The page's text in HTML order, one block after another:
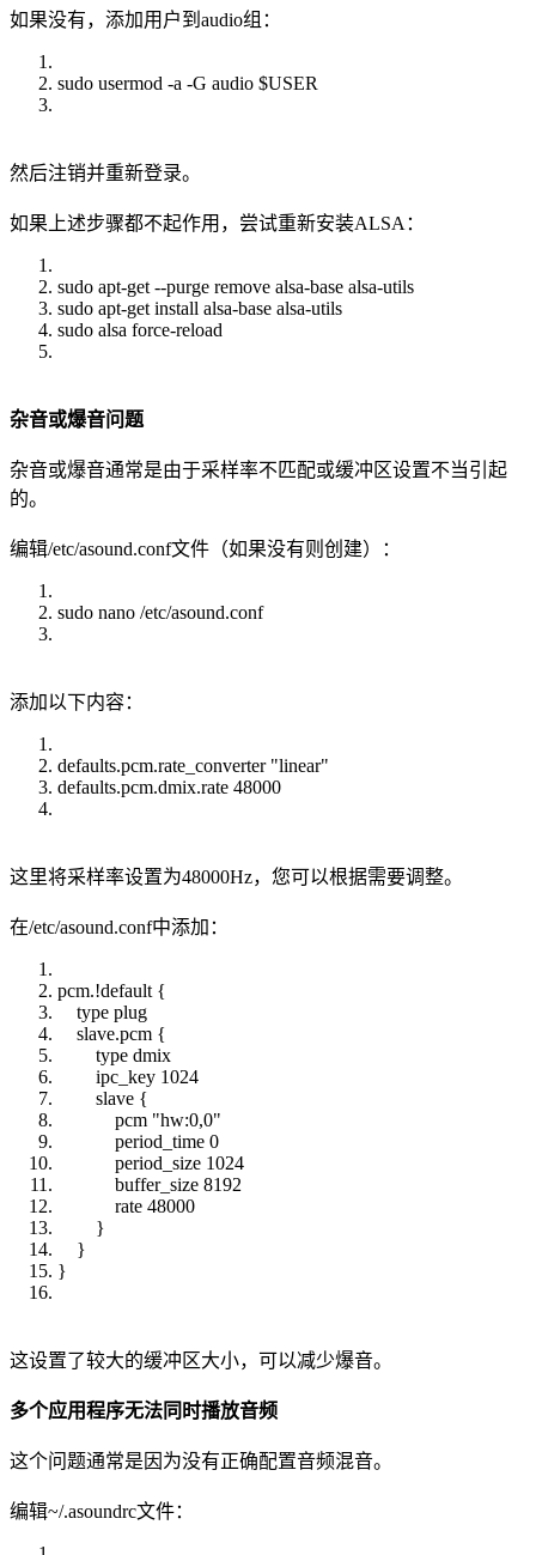
如果没有，添加用户到audio组：
sudo usermod -a -G audio $USER
然后注销并重新登录。
如果上述步骤都不起作用，尝试重新安装ALSA：
sudo apt-get --purge remove alsa-base alsa-utils
sudo apt-get install alsa-base alsa-utils
sudo alsa force-reload
杂音或爆音问题
杂音或爆音通常是由于采样率不匹配或缓冲区设置不当引起
的。
编辑/etc/asound.conf文件（如果没有则创建）：
sudo nano /etc/asound.conf
添加以下内容：
defaults.pcm.rate_converter "linear"
defaults.pcm.dmix.rate 48000
这里将采样率设置为48000Hz，您可以根据需要调整。
在/etc/asound.conf中添加：
pcm.!default {
type plug
slave.pcm {
type dmix
ipc_key 1024
slave {
pcm "hw:0,0"
period_time 0
period_size 1024
buffer_size 8192
rate 48000
}
}
}
这设置了较大的缓冲区大小，可以减少爆音。
多个应用程序无法同时播放音频
这个问题通常是因为没有正确配置音频混音。
编辑~/.asoundrc文件：